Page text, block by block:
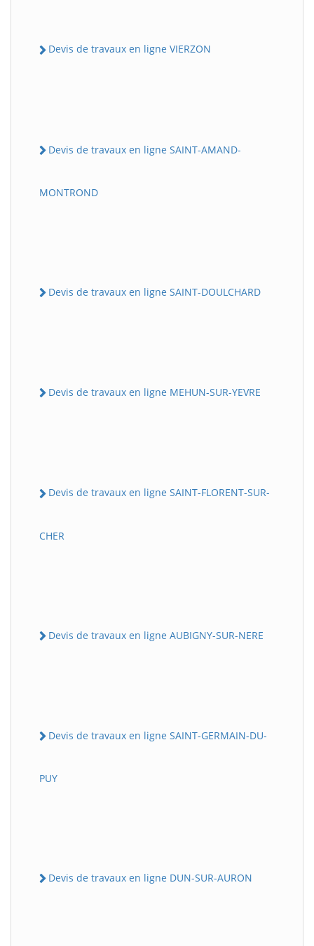
Devis de travaux en ligne VIERZON
Devis de travaux en ligne SAINT-AMAND-
MONTROND
Devis de travaux en ligne SAINT-DOULCHARD
Devis de travaux en ligne MEHUN-SUR-YEVRE
Devis de travaux en ligne SAINT-FLORENT-SUR-
CHER
Devis de travaux en ligne AUBIGNY-SUR-NERE
Devis de travaux en ligne SAINT-GERMAIN-DU-
PUY
Devis de travaux en ligne DUN-SUR-AURON